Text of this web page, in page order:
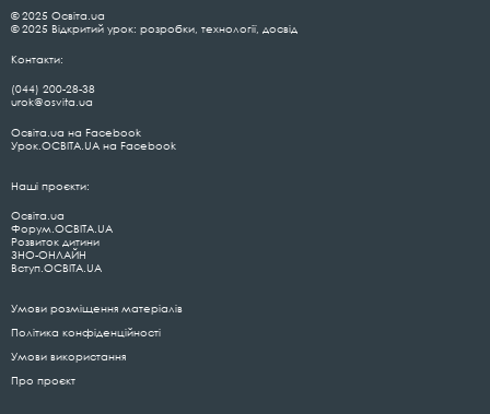
© 2025 Освіта.ua
© 2025 Відкритий урок: розробки, технології, досвід
Контакти:
(044) 200-28-38
urok@osvita.ua
Освіта.ua на Facebook
Урок.ОСВІТА.UA на Facebook
Наші проєкти:
Освіта.ua
Форум.ОСВІТА.UA
Розвиток дитини
ЗНО-ОНЛАЙН
Вступ.ОСВІТА.UA
Умови розміщення матеріалів
Політика конфіденційності
Умови використання
Про проєкт